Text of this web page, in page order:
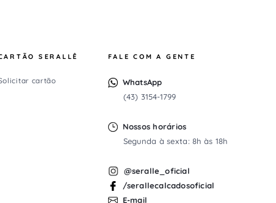
SERALLÊ
cartão
FALE COM A GENTE
WhatsApp
(43) 3154-1799
Nossos horários
Segunda à sexta: 8h às 18h
@seralle_oficial
/serallecalcadosoficial
E-mail